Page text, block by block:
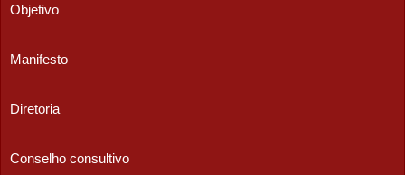
Objetivo
Manifesto
Diretoria
Conselho consultivo